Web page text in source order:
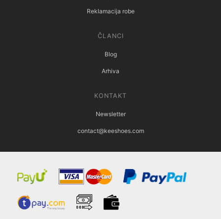
Reklamacija robe
ČLANCI
Blog
Arhiva
KONTAKT
Newsletter
contact@keeshoes.com